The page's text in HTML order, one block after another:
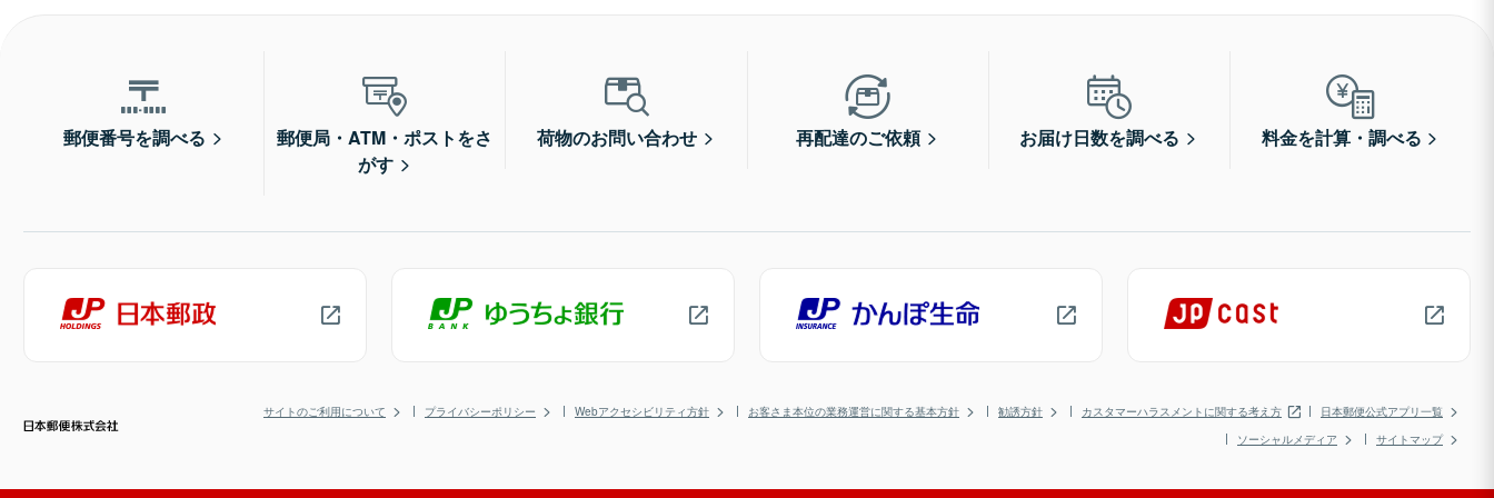
郵便番号を調べる
郵便局・ATM・ポストをさ
がす
荷物のお問い合わせ 再配達のご依頼 お届け日数を調べる 料金を計算・調べる
サイトのご利用について プライバシーポリシー Webアクセシビリティ方針 お客さま本位の業務運営に関する基本方針 勧誘方針 カスタマーハラスメントに関する考え方
日本郵便公式アプリ一覧
ソーシャルメディア
サイトマップ